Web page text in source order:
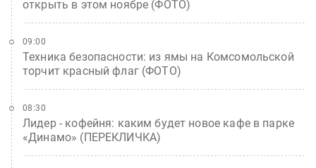
открыть в этом ноябре (ФОТО)
Техника безопасности: из ямы на Комсомольской
торчит красный флаг (ФОТО)
09:00
Лидер - кофейня: каким будет новое кафе в парке
«Динамо» (ПЕРЕКЛИЧКА)
08:30